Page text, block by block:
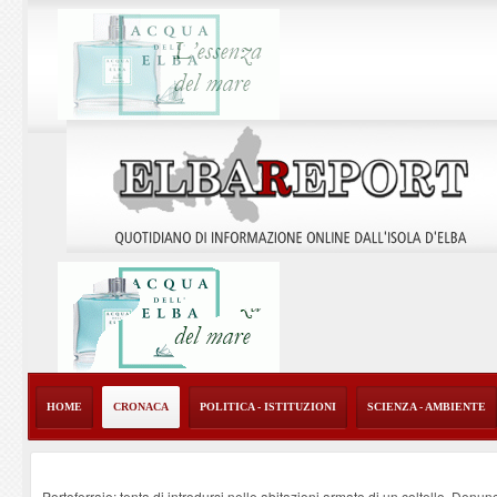
HOME CRONACA POLITICA - ISTITUZIONI SCIENZA - AMBIENTE